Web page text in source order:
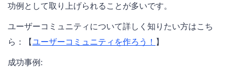
功例として取り上げられることが多いです。
ユーザーコミュニティについて詳しく知りたい方はこち
ら：【ユーザーコミュニティを作ろう！ 】
成功事例: